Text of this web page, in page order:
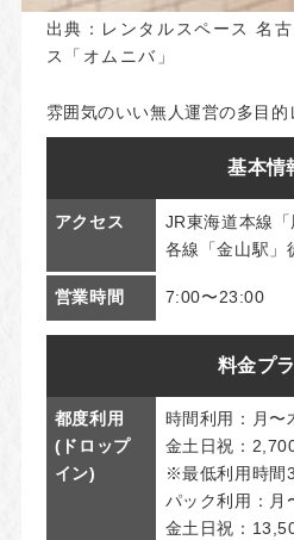
出典： レンタルスペース 名
ス「オムニバ」
雰囲気のいい無人運営の多目的
基本情
アクセス
JR東海道本線
各線「金山駅」
営業時間 7:00〜23:00
料金プ
都度利用
(ドロップ
イン)
時間利用：月〜
金土日祝：
※最低利用時間
パック利用：月
金土日祝：